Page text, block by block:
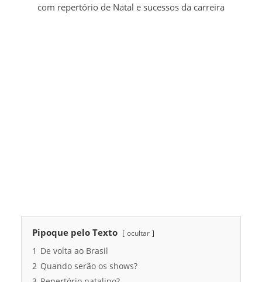
com repertório de Natal e sucessos da carreira
Pipoque pelo Texto ocultar
1 De volta ao Brasil
2 Quando serão os shows?